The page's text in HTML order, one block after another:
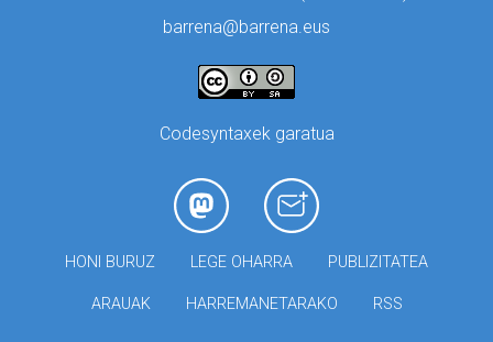
barrena@barrena.eus
Codesyntaxek garatua
HONI BURUZ LEGE OHARRA PUBLIZITATEA
ARAUAK HARREMANETARAKO RSS